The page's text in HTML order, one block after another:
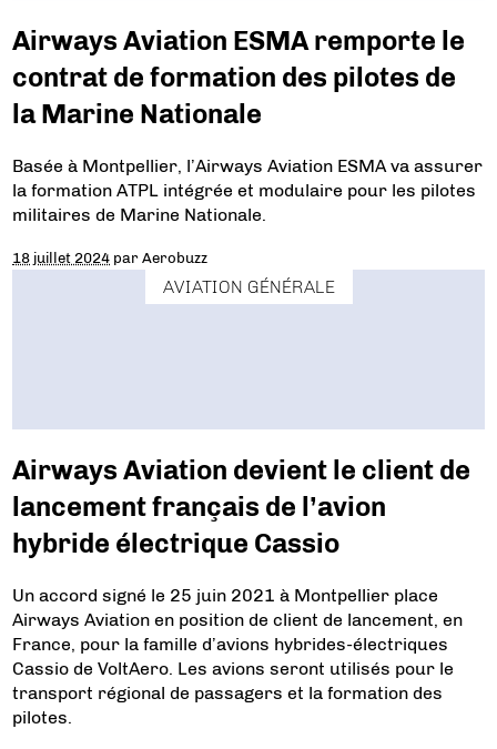
Airways Aviation ESMA remporte le
contrat de formation des pilotes de
la Marine Nationale
Basée à Montpellier, l’Airways Aviation ESMA va assurer
la formation ATPL intégrée et modulaire pour les pilotes
militaires de Marine Nationale.
18 juillet 2024 parAerobuzz
AVIATION GÉNÉRALE
Airways Aviation devient le client de
lancement français de l’avion
hybride électrique Cassio
Un accord signé le 25 juin 2021 à Montpellier place
Airways Aviation en position de client de lancement, en
France, pour la famille d’avions hybrides-électriques
Cassio de VoltAero. Les avions seront utilisés pour le
transport régional de passagers et la formation des
pilotes.